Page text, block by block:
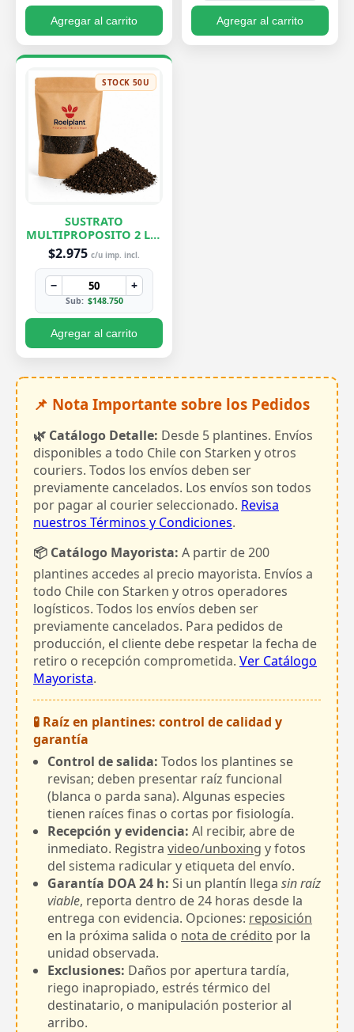
Agregar al carrito Agregar al carrito
STOCK 50U
SUSTRATO
MULTIPROPOSITO 2 LTS
ROELPLANT
$2.975 c/u imp. incl.
− +
Sub: $148.750
Agregar al carrito
📌 Nota Importante sobre los Pedidos
🌿 Catálogo Detalle: Desde 5 plantines. Envíos
disponibles a todo Chile con Starken y otros
couriers. Todos los envíos deben ser
previamente cancelados. Los envíos son todos
por pagar al courier seleccionado. Revisa
nuestros Términos y Condiciones.
📦 Catálogo Mayorista: A partir de 200
plantines accedes al precio mayorista. Envíos a
todo Chile con Starken y otros operadores
logísticos. Todos los envíos deben ser
previamente cancelados. Para pedidos de
producción, el cliente debe respetar la fecha de
retiro o recepción comprometida. Ver Catálogo
Mayorista.
🧪 Raíz en plantines: control de calidad y
garantía
Control de salida: Todos los plantines se
revisan; deben presentar raíz funcional
(blanca o parda sana). Algunas especies
tienen raíces finas o cortas por fisiología.
Recepción y evidencia: Al recibir, abre de
inmediato. Registra video/unboxing y fotos
del sistema radicular y etiqueta del envío.
Garantía DOA 24 h: Si un plantín llega sin raíz
viable, reporta dentro de 24 horas desde la
entrega con evidencia. Opciones: reposición
en la próxima salida o nota de crédito por la
unidad observada.
Exclusiones: Daños por apertura tardía,
riego inapropiado, estrés térmico del
destinatario, o manipulación posterior al
arribo.